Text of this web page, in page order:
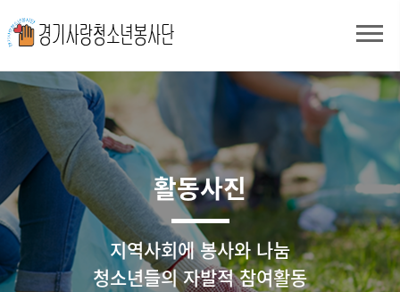
활동사진
지역사회에 봉사와 나눔
청소년들의 자발적 참여활동